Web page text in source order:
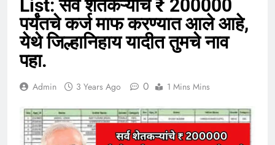
List: सर्व शेतकऱ्यांचे ₹ 200000
पर्यंतचे कर्ज माफ करण्यात आले आहे,
येथे जिल्हानिहाय यादीत तुमचे नाव
पहा.
Admin 3 Years Ago 0 1 Mins Mins